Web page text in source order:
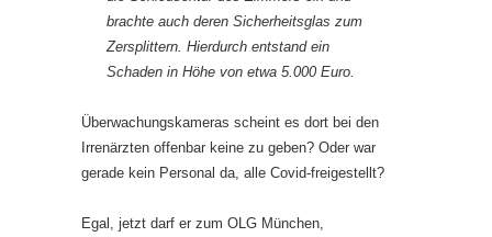
brachte auch deren Sicherheitsglas zum
Zersplittern. Hierdurch entstand ein
Schaden in Höhe von etwa 5.000 Euro.
Überwachungskameras scheint es dort bei den
Irrenärzten offenbar keine zu geben? Oder war
gerade kein Personal da, alle Covid-freigestellt?
Egal, jetzt darf er zum OLG München,